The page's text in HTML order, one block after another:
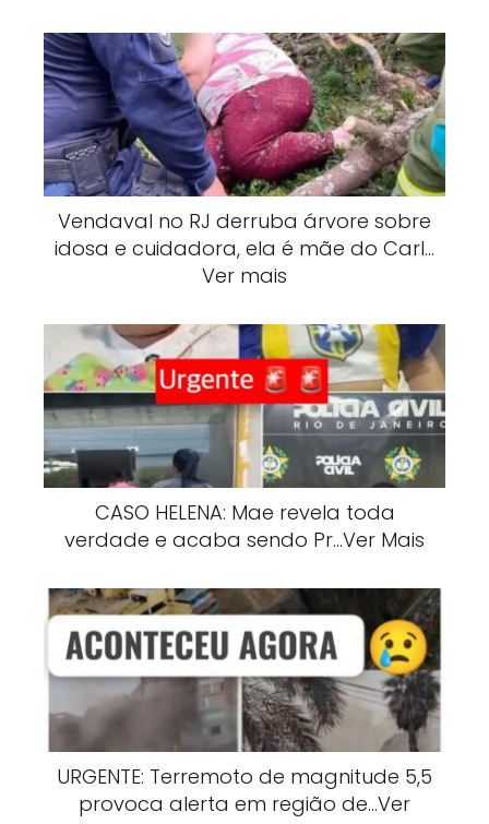
Vendaval no RJ derruba árvore sobre
idosa e cuidadora, ela é mãe do Carl…
Ver mais
CASO HELENA: Mae revela toda
verdade e acaba sendo Pr…Ver Mais
URGENTE: Terremoto de magnitude 5,5
provoca alerta em região de…Ver